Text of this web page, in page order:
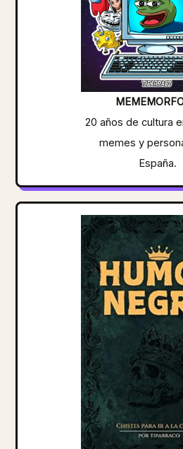
20 años de cultura
memes y
España.